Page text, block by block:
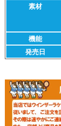
素材
機能
発売日